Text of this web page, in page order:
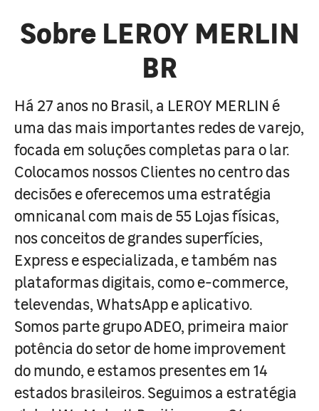
Sobre LEROY MERLIN
BR
Há 27 anos no Brasil, a LEROY MERLIN é
uma das mais importantes redes de varejo,
focada em soluções completas para o lar.
Colocamos nossos Clientes no centro das
decisões e oferecemos uma estratégia
omnicanal com mais de 55 Lojas físicas,
nos conceitos de grandes superfícies,
Express e especializada, e também nas
plataformas digitais, como e-commerce,
televendas, WhatsApp e aplicativo.
Somos parte grupo ADEO, primeira maior
potência do setor de home improvement
do mundo, e estamos presentes em 14
estados brasileiros. Seguimos a estratégia